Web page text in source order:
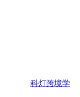
科灯跨境学